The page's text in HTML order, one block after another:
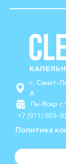
г. Санкт-
А
Пн-Вскр
+7 (911) 003-
Политика